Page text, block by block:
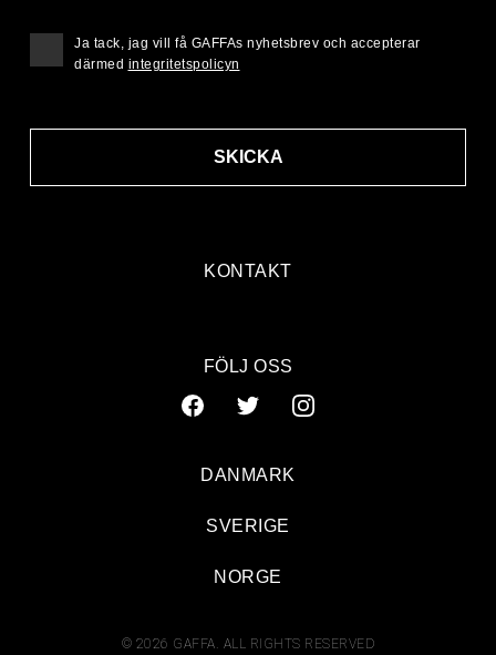
KONTAKT
SKICKA
Ja tack, jag vill få GAFFAs nyhetsbrev och accepterar
därmed integritetspolicyn
FÖLJ OSS
© 2026 GAFFA. ALL RIGHTS RESERVED
DANMARK
SVERIGE
NORGE